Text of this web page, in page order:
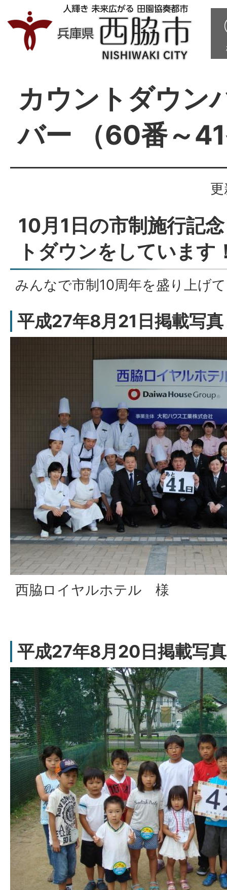
カウントダウン
バー （60番～
10月1日の市制施行記
トダウンをしています
みんなで市制10周年を盛り上げ
平成27年8月21日掲載写
西脇ロイヤルホテル 様
平成27年8月20日掲載写